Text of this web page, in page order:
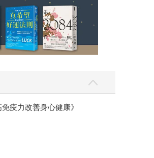
疫力改善身心健康》